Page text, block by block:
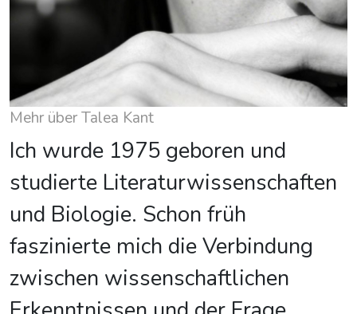
Mehr über Talea Kant
Ich wurde 1975 geboren und
studierte Literaturwissenschaften
und Biologie. Schon früh
faszinierte mich die Verbindung
zwischen wissenschaftlichen